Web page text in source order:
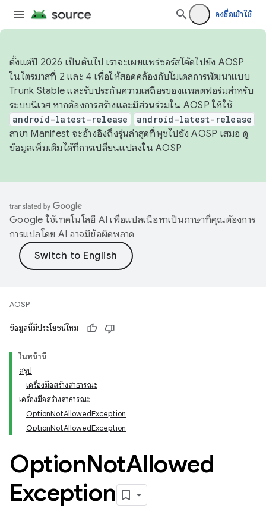
ลงชื่อเข้าใช้
ตั้งแต่ปี 2026 เป็นต้นไป เราจะเผยแพร่ซอร์สโค้ดไปยัง AOSP
ในไตรมาสที่ 2 และ 4 เพื่อให้สอดคล้องกับโมเดลการพัฒนาแบบ
Trunk Stable และรับประกันความเสถียรของแพลตฟอร์มสำหรับ
ระบบนิเวศ หากต้องการสร้างและมีส่วนร่วมใน AOSP ให้ใช้
android-latest-release android-latest-release
สาขา Manifest จะอ้างอิงถึงรุ่นล่าสุดที่พุชไปยัง AOSP เสมอ ดู
ข้อมูลเพิ่มเติมได้ที่การเปลี่ยนแปลงใน AOSP
Google ใช้เทคโนโลยี AI เพื่อแปลเนื้อหาเป็นภาษาที่คุณต้องการ
การแปลโดย AI อาจมีข้อผิดพลาด
AOSP
ข้อมูลนี้มีประโยชน์ไหม
ในหน้านี้
สรุป
เครื่องมือสร้างสาธารณะ
เครื่องมือสร้างสาธารณะ
OptionNotAllowedException
OptionNotAllowedException
OptionNotAllowed
Exception